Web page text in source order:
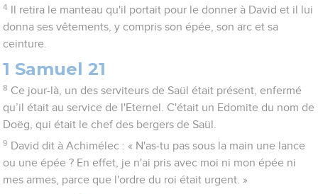
4
Il retira le manteau qu'il portait pour le donner à David et il lui
donna ses vêtements, y compris son épée, son arc et sa
ceinture.
1 Samuel 21
8 Ce jour-là, un des serviteurs de Saül était présent, enfermé
qu’il était au service de l'Eternel. C'était un Edomite du nom de
Doëg, qui était le chef des bergers de Saül.
9 David dit à Achimélec : « N'as-tu pas sous la main une lance
ou une épée ? En effet, je n'ai pris avec moi ni mon épée ni
mes armes, parce que l'ordre du roi était urgent. »